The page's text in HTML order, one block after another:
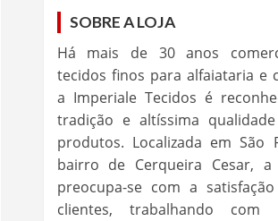
SOBRE A LOJA
Há mais de 30 anos
tecidos finos para alfaiataria e
a Imperiale Tecidos é
tradição e altíssima
produtos. Localizada em São
bairro de Cerqueira Cesar, a
preocupa-se com a
clientes, trabalhando com